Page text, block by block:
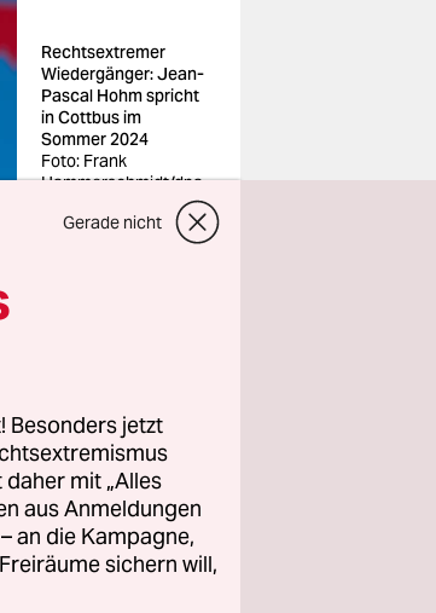
Rechtsextremer
Wiedergänger: Jean-
Pascal Hohm spricht
in Cottbus im
Sommer 2024
Foto: Frank
Hammerschmidt/dpa
Gerade nicht
Besonders jetzt
mit „Alles
aus Anmeldungen
an die Kampagne,
sichern will,